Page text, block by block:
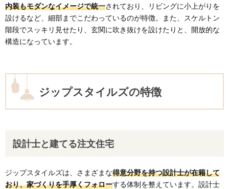
内装もモダンなイメージで統一されており、リビングに小上がりを
設けるなど、細部までこだわっているのが特徴。また、スケルトン
階段でスッキリ見せたり、玄関に吹き抜けを設けたりと、開放的な
構造になっています。
ジップスタイルズの特徴
設計士と建てる注文住宅
ジップスタイルズは、さまざまな得意分野を持つ設計士が在籍して
おり、家づくりを手厚くフォローする体制を整えています。設計士